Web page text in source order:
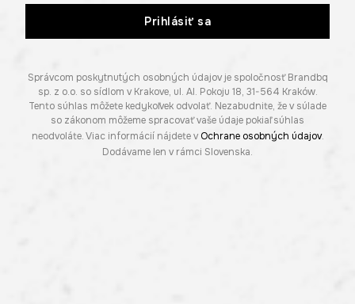
Prihlásiť sa
Správcom poskytnutých osobných údajov je spoločnosť Brandbq
sp. z o.o. so sídlom v Krakove, ul. Al. Pokoju 18, 31-564 Kraków.
Tento súhlas môžete kedykoľvek odvolať. Nezabudnite, že v súlade
so zákonom môžeme spracovať vaše údaje pokiaľ súhlas
neodvoláte. Viac informácií nájdete v Ochrane osobných údajov.
Dodávame len v rámci Slovenska.